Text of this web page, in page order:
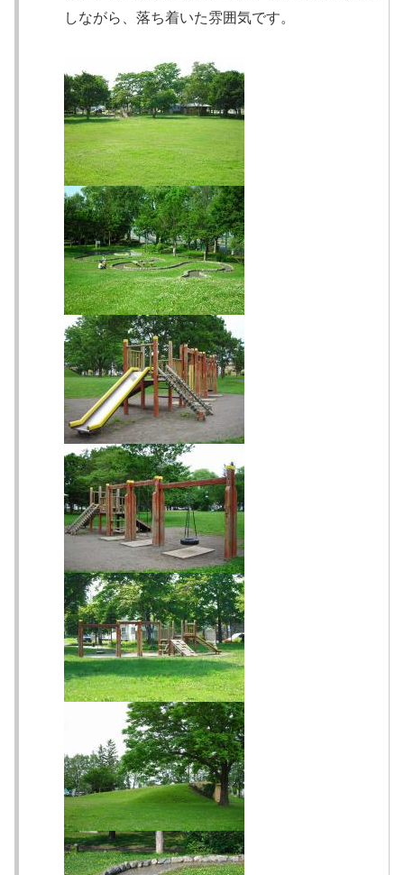
しながら、落ち着いた雰囲気です。